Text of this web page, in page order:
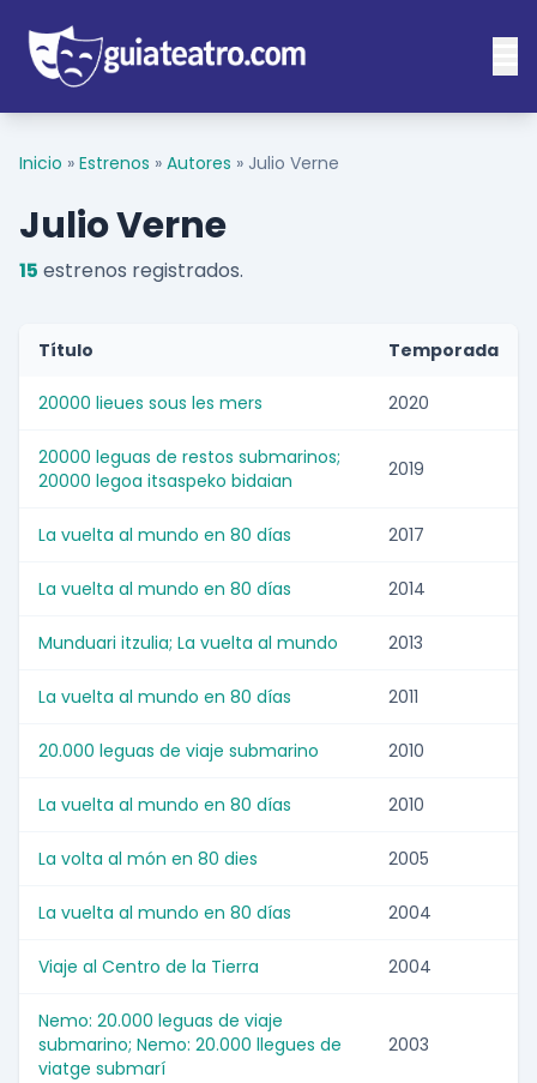
Inicio » Estrenos » Autores » Julio Verne
Julio Verne
15 estrenos registrados.
Título Temporada
20000 lieues sous les mers 2020
20000 leguas de restos submarinos;
20000 legoa itsaspeko bidaian
2019
La vuelta al mundo en 80 días 2017
La vuelta al mundo en 80 días 2014
Munduari itzulia; La vuelta al mundo 2013
La vuelta al mundo en 80 días 2011
20.000 leguas de viaje submarino 2010
La vuelta al mundo en 80 días 2010
La volta al món en 80 dies 2005
La vuelta al mundo en 80 días 2004
Viaje al Centro de la Tierra 2004
Nemo: 20.000 leguas de viaje
submarino; Nemo: 20.000 llegues de
viatge submarí
2003